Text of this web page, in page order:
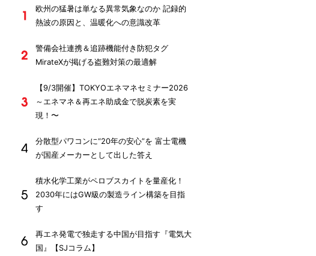
欧州の猛暑は単なる異常気象なのか 記録的
熱波の原因と、温暖化への意識改革
警備会社連携＆追跡機能付き防犯タグ
MirateXが掲げる盗難対策の最適解
【9/3開催】TOKYOエネマネセミナー2026
～エネマネ＆再エネ助成金で脱炭素を実
現！〜
分散型パワコンに“20年の安心”を 富士電機
が国産メーカーとして出した答え
積水化学工業がペロブスカイトを量産化！
2030年にはGW級の製造ライン構築を目指
す
再エネ発電で独走する中国が目指す『電気大
国』【SJコラム】